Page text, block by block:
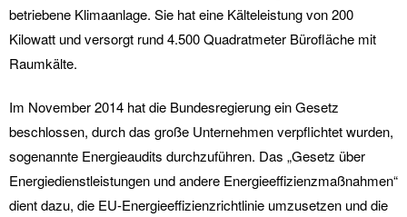
betriebene Klimaanlage. Sie hat eine Kälteleistung von 200
Kilowatt und versorgt rund 4.500 Quadratmeter Bürofläche mit
Raumkälte.
Im November 2014 hat die Bundesregierung ein Gesetz
beschlossen, durch das große Unternehmen verpflichtet wurden,
sogenannte Energieaudits durchzuführen. Das „Gesetz über
Energiedienstleistungen und andere Energieeffizienzmaßnahmen“
dient dazu, die EU-Energieeffizienzrichtlinie umzusetzen und die